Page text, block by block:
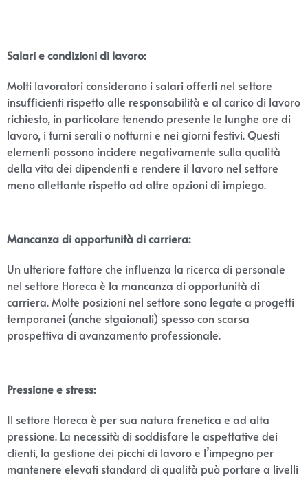
Salari e condizioni di lavoro:
Molti lavoratori considerano i salari offerti nel settore
insufficienti rispetto alle responsabilità e al carico di lavoro
richiesto, in particolare tenendo presente le lunghe ore di
lavoro, i turni serali o notturni e nei giorni festivi. Questi
elementi possono incidere negativamente sulla qualità
della vita dei dipendenti e rendere il lavoro nel settore
meno allettante rispetto ad altre opzioni di impiego.
Mancanza di opportunità di carriera:
Un ulteriore fattore che influenza la ricerca di personale
nel settore Horeca è la mancanza di opportunità di
carriera. Molte posizioni nel settore sono legate a progetti
temporanei (anche stgaionali) spesso con scarsa
prospettiva di avanzamento professionale.
Pressione e stress:
Il settore Horeca è per sua natura frenetica e ad alta
pressione. La necessità di soddisfare le aspettative dei
clienti, la gestione dei picchi di lavoro e l’impegno per
mantenere elevati standard di qualità può portare a livelli